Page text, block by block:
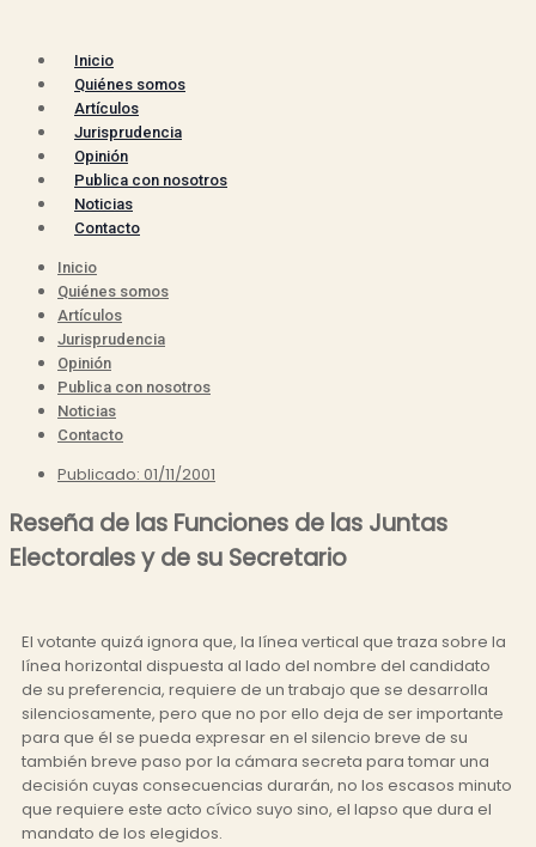
Inicio
Quiénes somos
Artículos
Jurisprudencia
Opinión
Publica con nosotros
Noticias
Contacto
Inicio
Quiénes somos
Artículos
Jurisprudencia
Opinión
Publica con nosotros
Noticias
Contacto
Publicado: 01/11/2001
Reseña de las Funciones de las Juntas
Electorales y de su Secretario
El votante quizá ignora que, la línea vertical que traza sobre la
línea horizontal dispuesta al lado del nombre del candidato
de su preferencia, requiere de un trabajo que se desarrolla
silenciosamente, pero que no por ello deja de ser importante
para que él se pueda expresar en el silencio breve de su
también breve paso por la cámara secreta para tomar una
decisión cuyas consecuencias durarán, no los escasos minuto
que requiere este acto cívico suyo sino, el lapso que dura el
mandato de los elegidos.